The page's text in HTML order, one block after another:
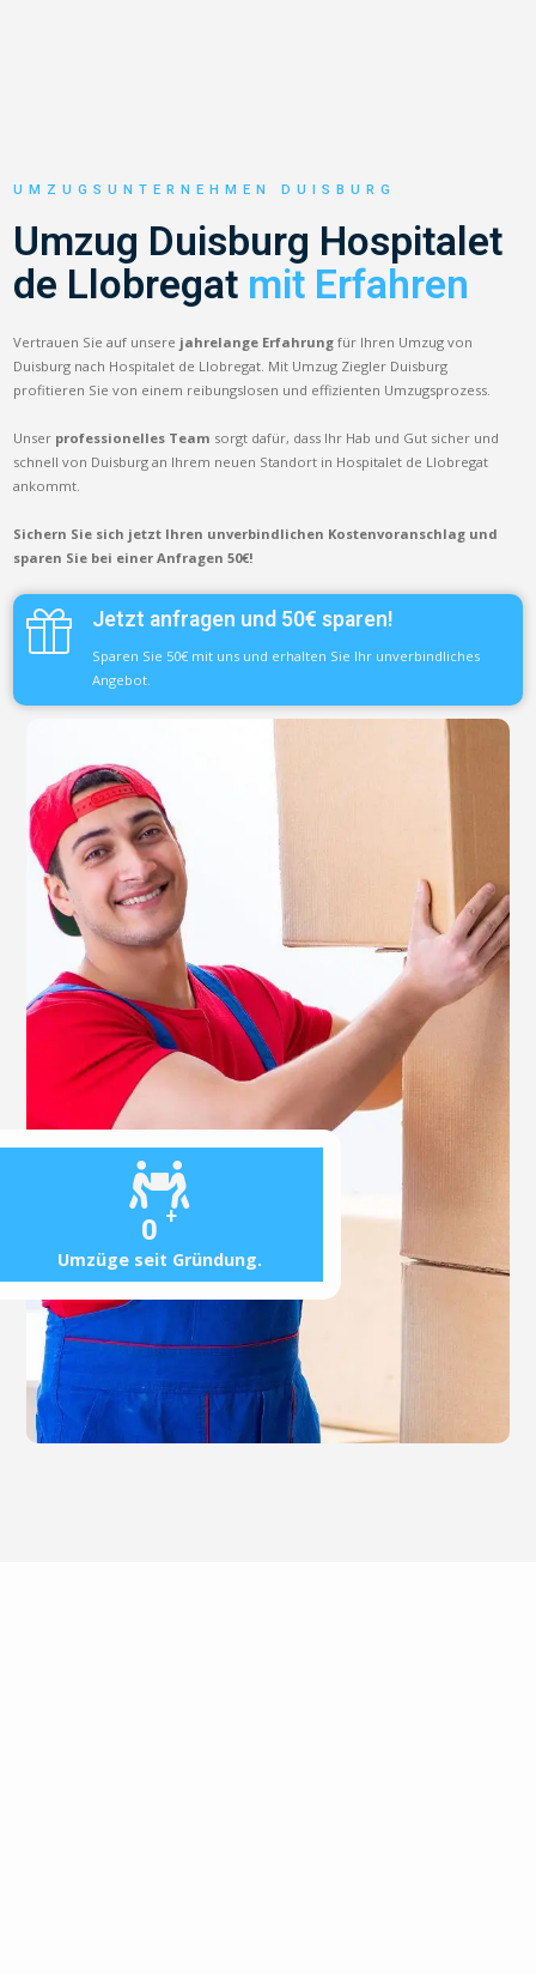
0 +
Umzüge seit Gründung.
UMZUGSUNTERNEHMEN DUISBURG
Umzug Duisburg Hospitalet
de Llobregat mit Erfahren
Vertrauen Sie auf unsere jahrelange Erfahrung für Ihren Umzug von
Duisburg nach Hospitalet de Llobregat. Mit Umzug Ziegler Duisburg
profitieren Sie von einem reibungslosen und effizienten Umzugsprozess.
Unser professionelles Team sorgt dafür, dass Ihr Hab und Gut sicher und
schnell von Duisburg an Ihrem neuen Standort in Hospitalet de Llobregat
ankommt.
Sichern Sie sich jetzt Ihren unverbindlichen Kostenvoranschlag und
sparen Sie bei einer Anfragen 50€!
Jetzt anfragen und 50€ sparen!
Sparen Sie 50€ mit uns und erhalten Sie Ihr unverbindliches
Angebot.